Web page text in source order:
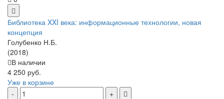
Библиотека XXI века: информационные технологии, новая
концепция
Голубенко Н.Б.
(2018)
В наличии
4 250 руб.
Уже в корзине